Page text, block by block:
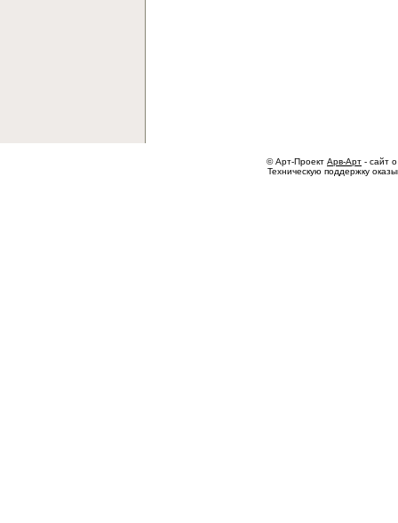
© Арт-Проект Арв-Арт - сайт
Техническую поддержку